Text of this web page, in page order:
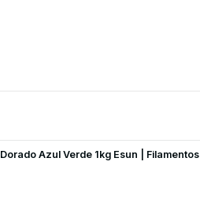
Azul Verde 1kg Esun | Filamentos